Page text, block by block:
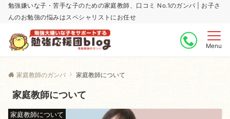
勉強嫌いな子・苦手な子のための家庭教師、口コミ No.1のガンバ | お子さ
んのお勉強の悩みはスペシャリストにお任せ
Menu
家庭教師のガンバ 家庭教師について
家庭教師について
家庭教師について